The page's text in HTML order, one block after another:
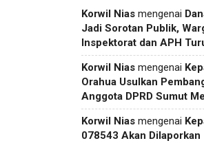
Korwil Nias mengenai
Jadi Sorotan Publik,
Inspektorat dan APH
Korwil Nias mengenai
Orahua Usulkan
Anggota DPRD Sumut
Korwil Nias mengenai
078543 Akan Dilaporkan